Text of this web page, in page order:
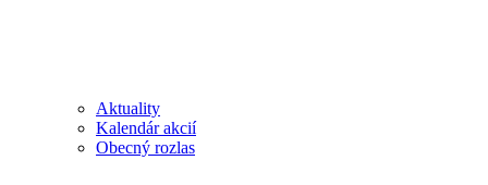
Aktuality
Kalendár akcií
Obecný rozlas